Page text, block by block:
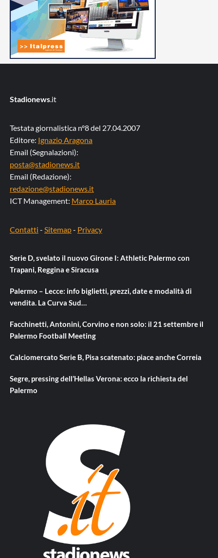
Stadionews.it
Testata giornalistica n°8 del 27.04.2007
Editore: Ignazio Aragona
Email (Segnalazioni):
posta@stadionews.it
Email (Redazione):
redazione@stadionews.it
ICT Management: Marco Lauria
Contatti - Sitemap- Privacy
Serie D, svelato il nuovo Girone I: Athletic Palermo con
Trapani, Reggina e Siracusa
Palermo – Lecce: info biglietti, prezzi, date e modalità di
vendita. La Curva Sud…
Facchinetti, Antonini, Corvino e non solo: il 21 settembre il
Palermo Football Meeting
Calciomercato Serie B, Pisa scatenato: piace anche Correia
Segre, pressing dell’Hellas Verona: ecco la richiesta del
Palermo